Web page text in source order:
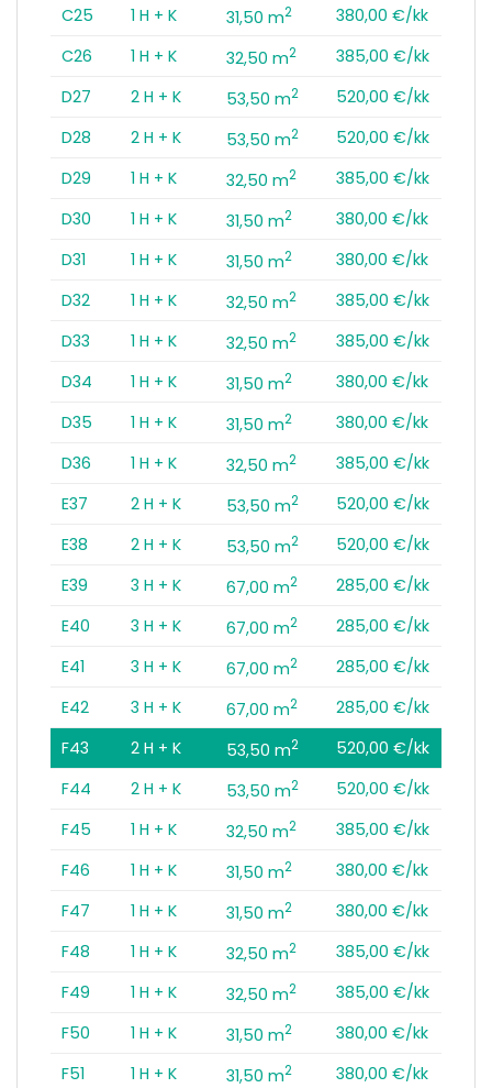
C25
1 H + K 31,50 m2
380,00 €/kk
C26
1 H + K 32,50 m2
385,00 €/kk
D27
2 H + K 53,50 m2
520,00 €/kk
D28
2 H + K 53,50 m2
520,00 €/kk
D29
1 H + K 32,50 m2
385,00 €/kk
D30
1 H + K 31,50 m2
380,00 €/kk
D31
1 H + K 31,50 m2
380,00 €/kk
D32
1 H + K 32,50 m2
385,00 €/kk
D33
1 H + K 32,50 m2
385,00 €/kk
D34
1 H + K 31,50 m2
380,00 €/kk
D35
1 H + K 31,50 m2
380,00 €/kk
D36
1 H + K 32,50 m2
385,00 €/kk
E37
2 H + K 53,50 m2
520,00 €/kk
E38
2 H + K 53,50 m2
520,00 €/kk
E39
3 H + K 67,00 m2
285,00 €/kk
E40
3 H + K 67,00 m2
285,00 €/kk
E41
3 H + K 67,00 m2
285,00 €/kk
E42
3 H + K 67,00 m2
285,00 €/kk
F43
2 H + K 53,50 m2
520,00 €/kk
F44
2 H + K 53,50 m2
520,00 €/kk
F45
1 H + K 32,50 m2
385,00 €/kk
F46
1 H + K 31,50 m2
380,00 €/kk
F47
1 H + K 31,50 m2
380,00 €/kk
F48
1 H + K 32,50 m2
385,00 €/kk
F49
1 H + K 32,50 m2
385,00 €/kk
F50
1 H + K 31,50 m2
380,00 €/kk
F51
1 H + K 31,50 m2
380,00 €/kk